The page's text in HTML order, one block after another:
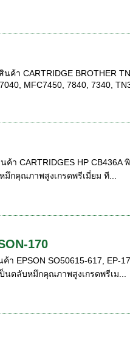
ค้า CARTRIDGE BROTHER
MFC7450, 7840, 7340,
า CARTRIDGES HP
มึกคุณภาพสูงเกรดพรีเมี่ยม ที...
170
า EPSON SO50615-617, EP-
นตลับหมึกคุณภาพสูงเกรดพรีเม...